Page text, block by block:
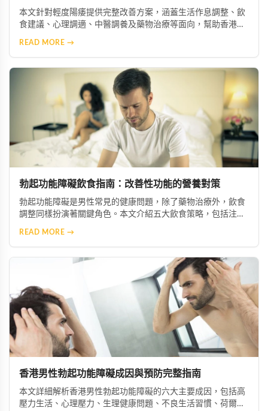
本文針對輕度陽痿提供完整改善方案，涵蓋生活作息調整、飲
食建議、心理調適、中醫調養及藥物治療等面向，幫助香港男
READ MORE →
勃起功能障礙飲食指南：改善性功能的營養對策
勃起功能障礙是男性常見的健康問題，除了藥物治療外，飲食
調整同樣扮演著關鍵角色。本文介紹五大飲食策略，包括注重
READ MORE →
香港男性勃起功能障礙成因與預防完整指南
本文詳細解析香港男性勃起功能障礙的六大主要成因，包括高
壓力生活、心理壓力、生理健康問題、不良生活習慣、荷爾蒙